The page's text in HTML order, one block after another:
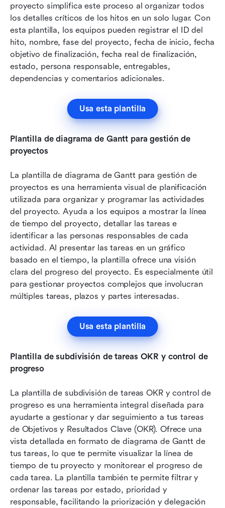
proyecto simplifica este proceso al organizar todos
los detalles críticos de los hitos en un solo lugar. Con
esta plantilla, los equipos pueden registrar el ID del
hito, nombre, fase del proyecto, fecha de inicio, fecha
objetivo de finalización, fecha real de finalización,
estado, persona responsable, entregables,
dependencias y comentarios adicionales.
Usa esta plantilla
Plantilla de diagrama de Gantt para gestión de
proyectos
La plantilla de diagrama de Gantt para gestión de
proyectos es una herramienta visual de planificación
utilizada para organizar y programar las actividades
del proyecto. Ayuda a los equipos a mostrar la línea
de tiempo del proyecto, detallar las tareas e
identificar a las personas responsables de cada
actividad. Al presentar las tareas en un gráfico
basado en el tiempo, la plantilla ofrece una visión
clara del progreso del proyecto. Es especialmente útil
para gestionar proyectos complejos que involucran
múltiples tareas, plazos y partes interesadas.
Usa esta plantilla
Plantilla de subdivisión de tareas OKR y control de
progreso
La plantilla de subdivisión de tareas OKR y control de
progreso es una herramienta integral diseñada para
ayudarte a gestionar y dar seguimiento a tus tareas
de Objetivos y Resultados Clave (OKR). Ofrece una
vista detallada en formato de diagrama de Gantt de
tus tareas, lo que te permite visualizar la línea de
tiempo de tu proyecto y monitorear el progreso de
cada tarea. La plantilla también te permite filtrar y
ordenar las tareas por estado, prioridad y
responsable, facilitando la priorización y delegación